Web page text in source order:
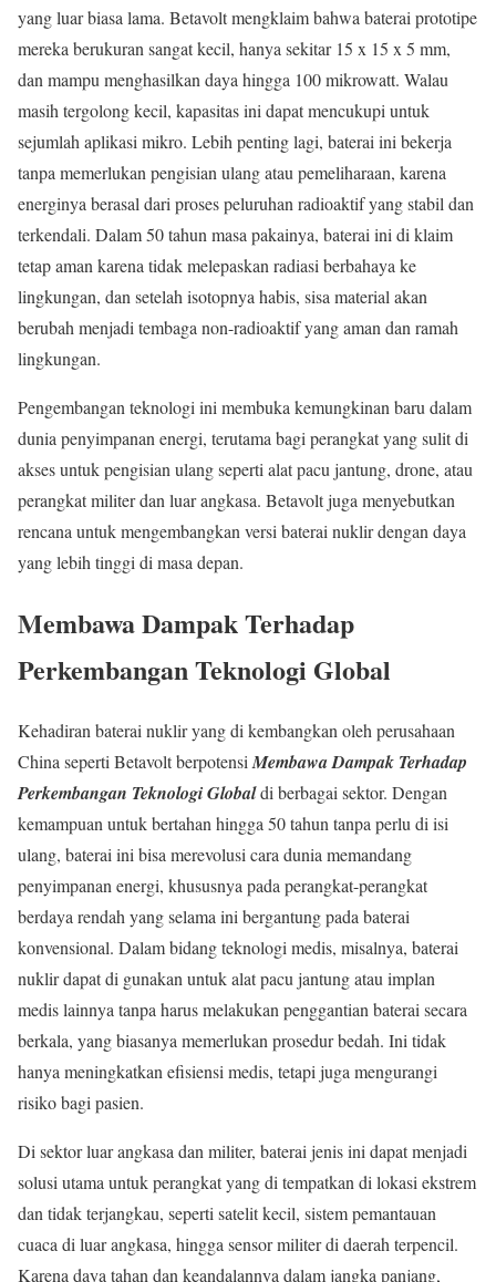
yang luar biasa lama. Betavolt mengklaim bahwa baterai prototipe
mereka berukuran sangat kecil, hanya sekitar 15 x 15 x 5 mm,
dan mampu menghasilkan daya hingga 100 mikrowatt. Walau
masih tergolong kecil, kapasitas ini dapat mencukupi untuk
sejumlah aplikasi mikro. Lebih penting lagi, baterai ini bekerja
tanpa memerlukan pengisian ulang atau pemeliharaan, karena
energinya berasal dari proses peluruhan radioaktif yang stabil dan
terkendali. Dalam 50 tahun masa pakainya, baterai ini di klaim
tetap aman karena tidak melepaskan radiasi berbahaya ke
lingkungan, dan setelah isotopnya habis, sisa material akan
berubah menjadi tembaga non-radioaktif yang aman dan ramah
lingkungan.
Pengembangan teknologi ini membuka kemungkinan baru dalam
dunia penyimpanan energi, terutama bagi perangkat yang sulit di
akses untuk pengisian ulang seperti alat pacu jantung, drone, atau
perangkat militer dan luar angkasa. Betavolt juga menyebutkan
rencana untuk mengembangkan versi baterai nuklir dengan daya
yang lebih tinggi di masa depan.
Membawa Dampak Terhadap
Perkembangan Teknologi Global
Kehadiran baterai nuklir yang di kembangkan oleh perusahaan
China seperti Betavolt berpotensi Membawa Dampak Terhadap
Perkembangan Teknologi Globaldi berbagai sektor. Dengan
kemampuan untuk bertahan hingga 50 tahun tanpa perlu di isi
ulang, baterai ini bisa merevolusi cara dunia memandang
penyimpanan energi, khususnya pada perangkat-perangkat
berdaya rendah yang selama ini bergantung pada baterai
konvensional. Dalam bidang teknologi medis, misalnya, baterai
nuklir dapat di gunakan untuk alat pacu jantung atau implan
medis lainnya tanpa harus melakukan penggantian baterai secara
berkala, yang biasanya memerlukan prosedur bedah. Ini tidak
hanya meningkatkan efisiensi medis, tetapi juga mengurangi
risiko bagi pasien.
Di sektor luar angkasa dan militer, baterai jenis ini dapat menjadi
solusi utama untuk perangkat yang di tempatkan di lokasi ekstrem
dan tidak terjangkau, seperti satelit kecil, sistem pemantauan
cuaca di luar angkasa, hingga sensor militer di daerah terpencil.
Karena daya tahan dan keandalannya dalam jangka panjang,